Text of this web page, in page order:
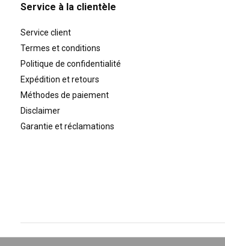
Service à la clientèle
Service client
Termes et conditions
Politique de confidentialité
Expédition et retours
Méthodes de paiement
Disclaimer
Garantie et réclamations